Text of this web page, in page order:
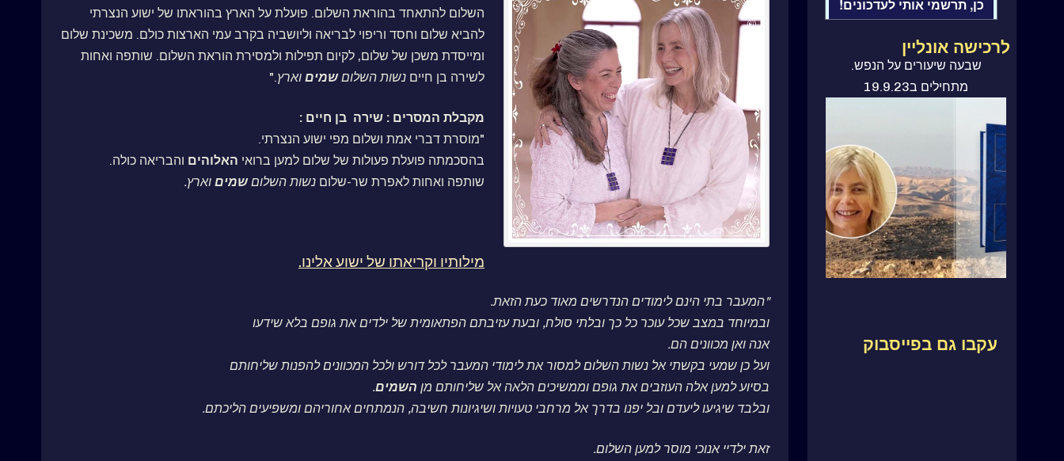
השלום להתאחד בהוראת השלום. פועלת על הארץ בהוראתו של ישוע הנצרתי
להביא שלום וחסד וריפוי לבריאה וליושביה בקרב עמי הארצות כולם. משכינת שלום
ומייסדת משכן של שלום, לקיום תפילות ולמסירת הוראת השלום. שותפה ואחות
לשירה בן חיים נשות השלוםשמים וארץ ."
מקבלת המסרים : שירה בן חיים :
"מוסרת דברי אמת ושלום מפי ישוע הנצרתי.
בהסכמתה פועלת פעולות של שלום למען ברואי האלוהים והבריאה כולה.
שותפה ואחות לאפרת שר-שלום נשות השלוםשמים וארץ.
מילותיו וקריאתו של ישוע אלינו.
"המעבר בתי הינם לימודים הנדרשים מאוד כעת הזאת.
ובמיוחד במצב שכל עוכר כל כך ובלתי סולח, ובעת עזיבתם הפתאומית של ילדים את גופם בלא שידעו
אנה ואן מכוונים הם.
ועל כן שמעי בקשתי אל נשות השלום למסור את לימודי המעבר לכל דורש ולכל המכוונים להפנות שליחותם
בסיוע למען אלה העוזבים את גופם וממשיכים הלאה אל שליחותם מן השמים.
ובלבד שיגיעו ליעדם ובל יפנו בדרך אל מרחבי טעויות ושיגיונות חשיבה, הנמתחים אחוריהם ומשפיעים הליכתם.
זאת ילדיי אנוכי מוסר למען השלום.
לרכישה אונליין
שבעה שיעורים על הנפש.
מתחילים ב19.9.23
ספר קורס בניסים
עקבו גם בפייסבוק